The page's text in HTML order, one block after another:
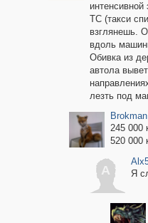
ТС (такси
взглянешь.
вдоль
Обивка из
автола
лезть под
Brokman
245 000
520 000
A Я